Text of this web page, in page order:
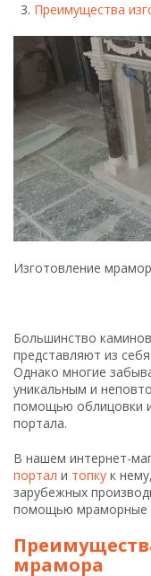
Преимущества
Изготовление
Большинство
представляют из
Однако многие
уникальным и
помощью облицовки
портала.
В нашем интернет-
портал и топку к
зарубежных
помощью мраморные
мрамора